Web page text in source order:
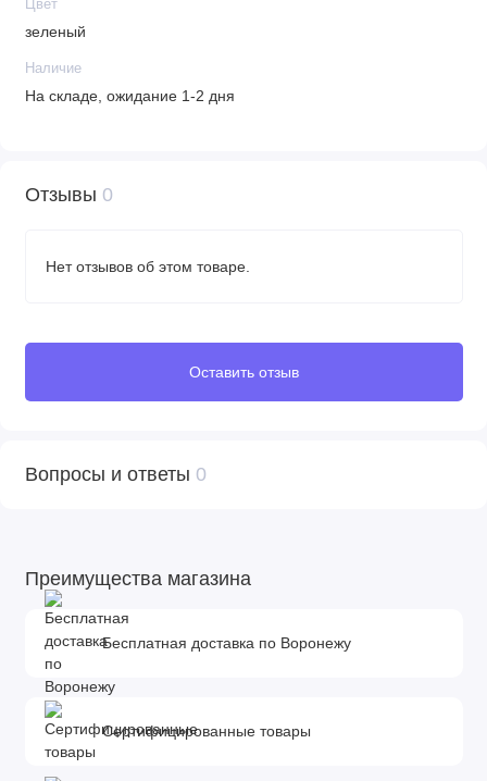
Цвет
зеленый
Наличие
На складе, ожидание 1-2 дня
Отзывы 0
Нет отзывов об этом товаре.
Оставить отзыв
Вопросы и ответы 0
Преимущества магазина
Бесплатная доставка по Воронежу
Сертифицированные товары